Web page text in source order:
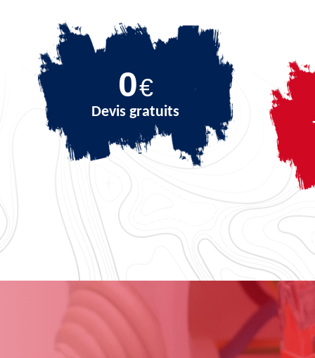
0€
Devis gratuits